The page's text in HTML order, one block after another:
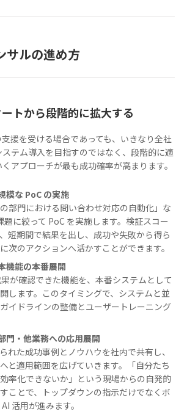
サルの進め方
トから段階的に拡大する
援を受ける場合であっても、いきなり全社
テム導入を目指すのではなく、段階的に適
アプローチが最も成功確率が高まります。
模な PoC の実施
部門における問い合わせ対応の自動化」な
題に絞って PoC を実施します。検証スコー
短期間で結果を出し、成功や失敗から得ら
次のアクションへ活かすことができます。
機能の本番展開
が確認できた機能を、本番システムとして
します。このタイミングで、システムと並
イドラインの整備とユーザートレーニング
門・他業務への応用展開
れた成功事例とノウハウを社内で共有し、
と適用範囲を広げていきます。「自分たち
率化できないか」という現場からの自発的
ことで、トップダウンの指示だけでなくボ
活用が進みます。